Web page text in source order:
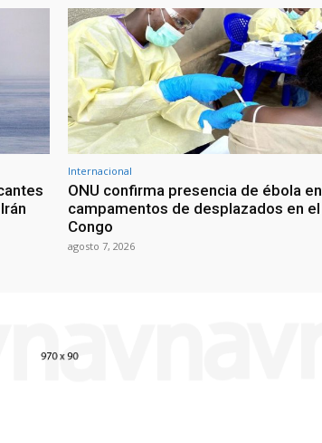
Internacional
ONU confirma presencia de ébola en
campamentos de desplazados en el
Congo
agosto 7, 2026